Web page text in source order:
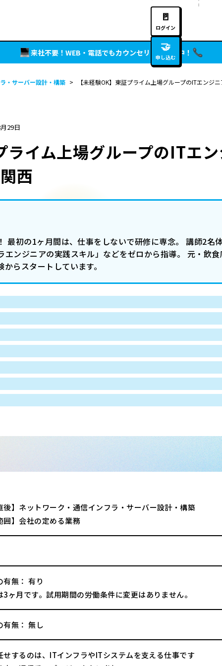
🚪
ログイン
🤝
申し込む
来社不要！WEB・電話でもカウンセリング実施中！
・サーバー設計・構築 > 【未経験OK】東証プライム上場グループのITエンジ
29日
イム上場グループのITエ
西
最初の1ヶ月間は、仕事をしないで研修に専念。 講師2名
エンジニアの実践スキル」などをゼロから指導。 元・飲
らスタートしています。
後】ネットワーク・通信インフラ・サーバー設計・構築
囲】会社の定める業務
有無： 有り
3ヶ月です。試用期間の労働条件に変更はありません。
有無： 無し
するのは、ITインフラやITシステムを支える仕事です